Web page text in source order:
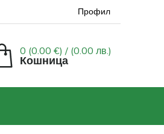
Профил
Кошница
0 (0.00 €) / (0.00 лв.)